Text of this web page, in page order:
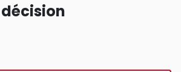
décision